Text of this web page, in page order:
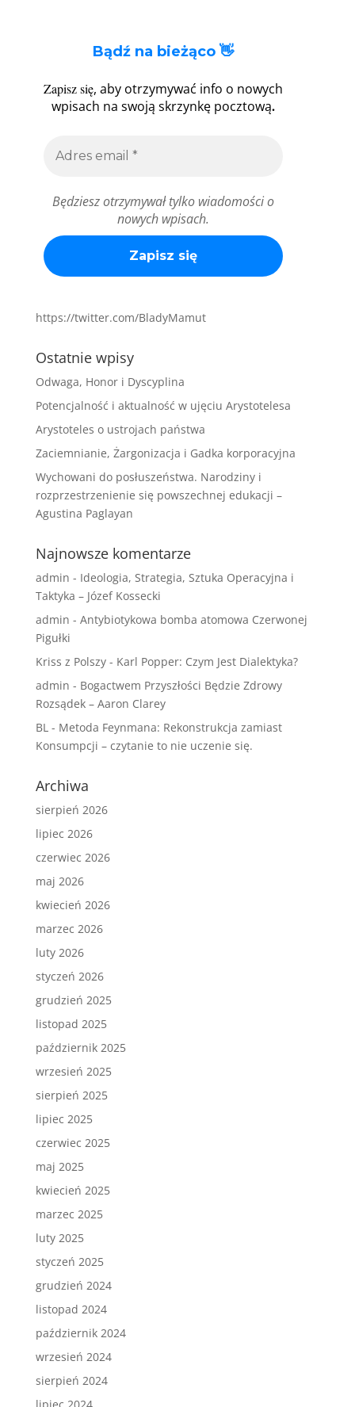
Bądź na bieżąco 👋
Zapisz się, aby otrzymywać info o nowych
wpisach na swoją skrzynkę pocztową.
Będziesz otrzymywał tylko wiadomości o
nowych wpisach.
https://twitter.com/BladyMamut
Ostatnie wpisy
Odwaga, Honor i Dyscyplina
Potencjalność i aktualność w ujęciu Arystotelesa
Arystoteles o ustrojach państwa
Zaciemnianie, Żargonizacja i Gadka korporacyjna
Wychowani do posłuszeństwa. Narodziny i
rozprzestrzenienie się powszechnej edukacji –
Agustina Paglayan
Najnowsze komentarze
admin - Ideologia, Strategia, Sztuka Operacyjna i
Taktyka – Józef Kossecki
admin - Antybiotykowa bomba atomowa Czerwonej
Pigułki
Kriss z Polszy- Karl Popper: Czym Jest Dialektyka?
admin - Bogactwem Przyszłości Będzie Zdrowy
Rozsądek – Aaron Clarey
BL- Metoda Feynmana: Rekonstrukcja zamiast
Konsumpcji – czytanie to nie uczenie się.
Archiwa
sierpień 2026
lipiec 2026
czerwiec 2026
maj 2026
kwiecień 2026
marzec 2026
luty 2026
styczeń 2026
grudzień 2025
listopad 2025
październik 2025
wrzesień 2025
sierpień 2025
lipiec 2025
czerwiec 2025
maj 2025
kwiecień 2025
marzec 2025
luty 2025
styczeń 2025
grudzień 2024
listopad 2024
październik 2024
wrzesień 2024
sierpień 2024